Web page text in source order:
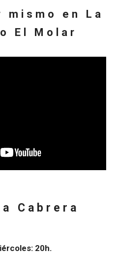
mismo en La
El Molar
Cabrera
20h.